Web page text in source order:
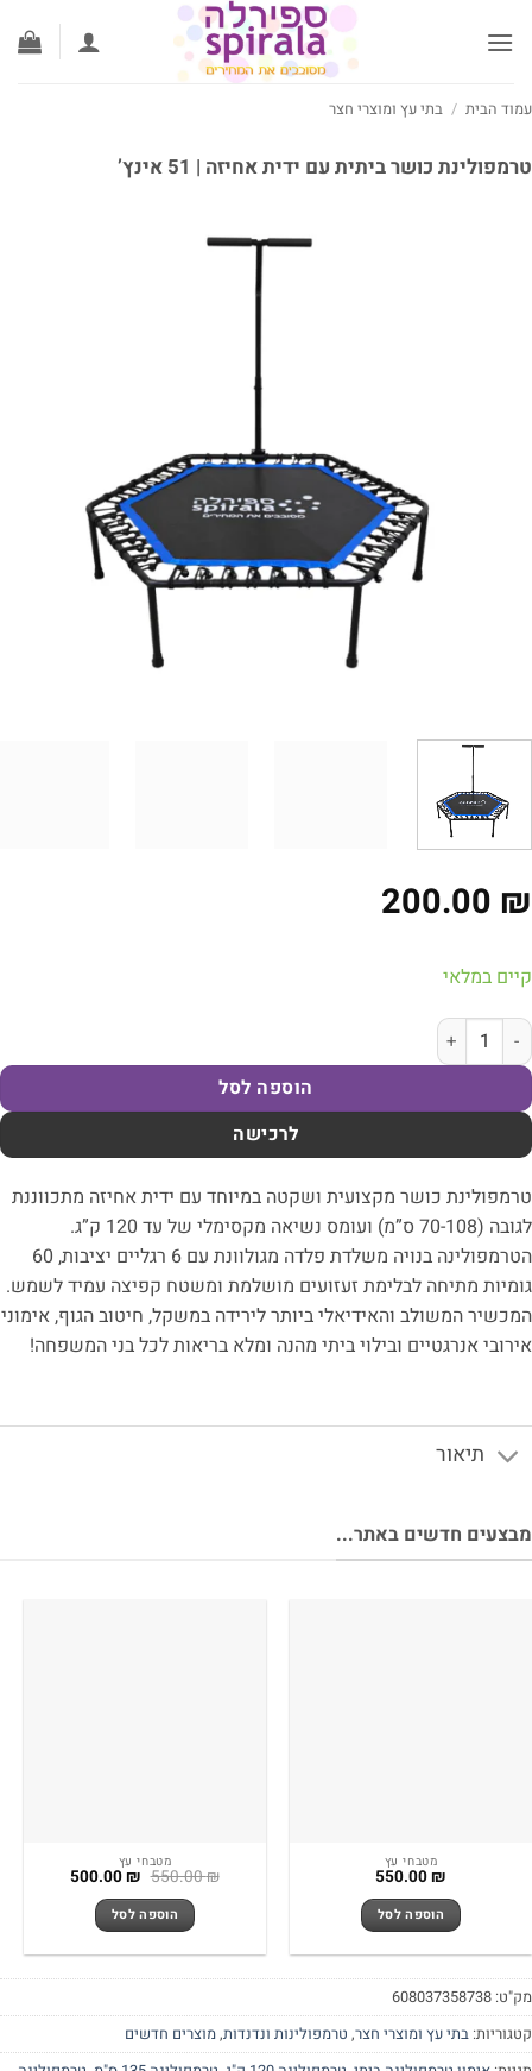
הבית / בתי עץ ומוצרי חצר
כושר ביתית עם ידית אחיזה | 51 אינץ’
200.00
במלאי
של טרמפולינת כושר ביתית עם ידית אחיזה | 51 אינץ'
הוספה לסל
לרכישה
כושר מקצועית ושקטה במיוחד עם ידית אחיזה מתכווננת
לגובה (70-108 ס”מ) ועומס נשיאה מקסימלי של עד 120 ק”ג.
הטרמפולינה בנויה משלדת פלדה מגולוונת עם 6 רגליים יציבות, 60
מתיחה לבלימת זעזועים מושלמת ומשטח קפיצה עמיד לשמש.
המשולב והאידיאלי ביותר לירידה במשקל, חיטוב הגוף, אימוני
אנרגטיים ובילוי ביתי מהנה ומלא בריאות לכל בני המשפחה!
תיאור
חדשים באתר...
מטבחי עץ
550.00₪
הוספה לסל
מטבחי עץ
550.00₪ המחיר
היה:
550.00 ₪.
500.00₪ המחיר
הוספה לסל
608037358738
בתי עץ ומוצרי חצר,טרמפולינות ונדנדות,מוצרים חדשים